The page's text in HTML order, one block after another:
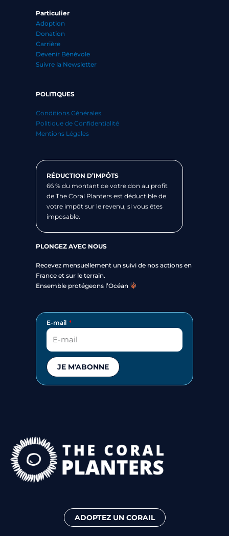
Particulier
Adoption
Donation
Carrière
Devenir Bénévole
Suivre la Newsletter
POLITIQUES
Conditions Générales
Politique de Confidentialité
Mentions Légales
RÉDUCTION D’IMPÔTS
66 % du montant de votre don au profit
de The Coral Planters est déductible de
votre impôt sur le revenu, si vous êtes
imposable.
PLONGEZ AVEC NOUS
Recevez mensuellement un suivi de nos actions en
France et sur le terrain.
Ensemble protégeons l’Océan
E-mail
JE M'ABONNE
ADOPTEZ UN CORAIL